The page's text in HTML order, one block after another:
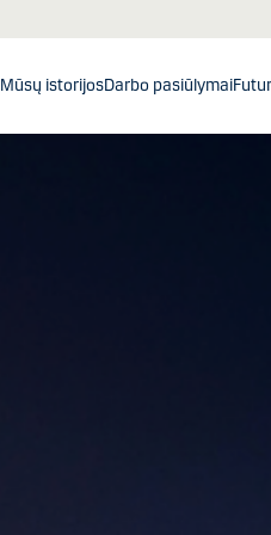
Mūsų istorijosDarbo pasiūlymai